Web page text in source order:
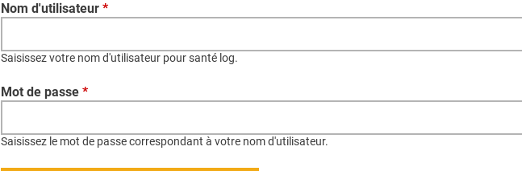
Nom d'utilisateur *
Saisissez votre nom d'utilisateur pour santé log.
Mot de passe *
Saisissez le mot de passe correspondant à votre nom d'utilisateur.